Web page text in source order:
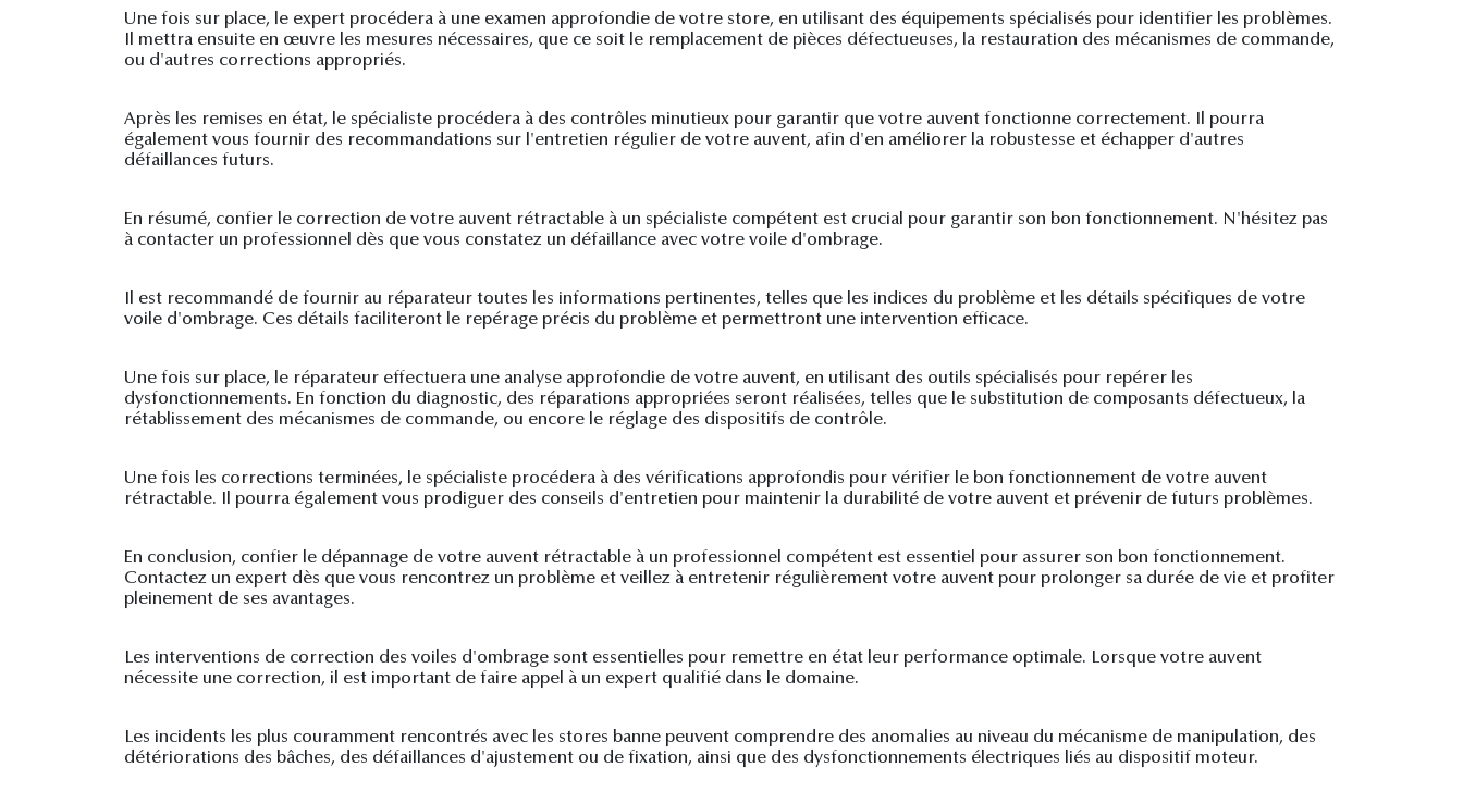
Une fois sur place, le expert procédera à une examen approfondie de votre store, en utilisant des équipements spécialisés pour identifier les problèmes.
Il mettra ensuite en œuvre les mesures nécessaires, que ce soit le remplacement de pièces défectueuses, la restauration des mécanismes de commande,
ou d'autres corrections appropriés.
Après les remises en état, le spécialiste procédera à des contrôles minutieux pour garantir que votre auvent fonctionne correctement. Il pourra
également vous fournir des recommandations sur l'entretien régulier de votre auvent, afin d'en améliorer la robustesse et échapper d'autres
défaillances futurs.
En résumé, confier le correction de votre auvent rétractable à un spécialiste compétent est crucial pour garantir son bon fonctionnement. N'hésitez pas
à contacter un professionnel dès que vous constatez un défaillance avec votre voile d'ombrage.
Il est recommandé de fournir au réparateur toutes les informations pertinentes, telles que les indices du problème et les détails spécifiques de votre
voile d'ombrage. Ces détails faciliteront le repérage précis du problème et permettront une intervention efficace.
Une fois sur place, le réparateur effectuera une analyse approfondie de votre auvent, en utilisant des outils spécialisés pour repérer les
dysfonctionnements. En fonction du diagnostic, des réparations appropriées seront réalisées, telles que le substitution de composants défectueux, la
rétablissement des mécanismes de commande, ou encore le réglage des dispositifs de contrôle.
Une fois les corrections terminées, le spécialiste procédera à des vérifications approfondis pour vérifier le bon fonctionnement de votre auvent
rétractable. Il pourra également vous prodiguer des conseils d'entretien pour maintenir la durabilité de votre auvent et prévenir de futurs problèmes.
En conclusion, confier le dépannage de votre auvent rétractable à un professionnel compétent est essentiel pour assurer son bon fonctionnement.
Contactez un expert dès que vous rencontrez un problème et veillez à entretenir régulièrement votre auvent pour prolonger sa durée de vie et profiter
pleinement de ses avantages.
Les interventions de correction des voiles d'ombrage sont essentielles pour remettre en état leur performance optimale. Lorsque votre auvent
nécessite une correction, il est important de faire appel à un expert qualifié dans le domaine.
Les incidents les plus couramment rencontrés avec les stores banne peuvent comprendre des anomalies au niveau du mécanisme de manipulation, des
détériorations des bâches, des défaillances d'ajustement ou de fixation, ainsi que des dysfonctionnements électriques liés au dispositif moteur.